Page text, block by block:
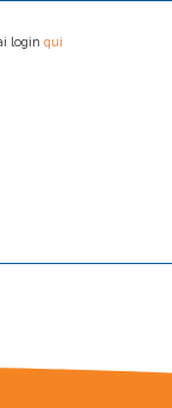
loginqui